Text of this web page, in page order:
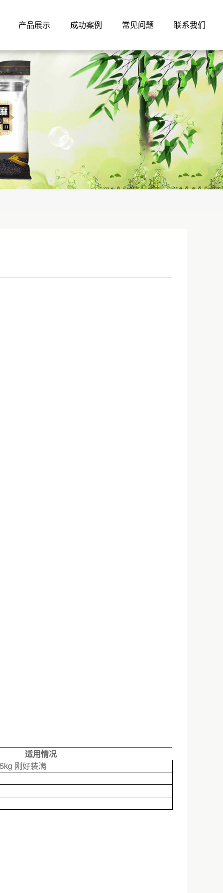
产品展示 成功案例 常见问题 联系我们
适用情况
刚好装满